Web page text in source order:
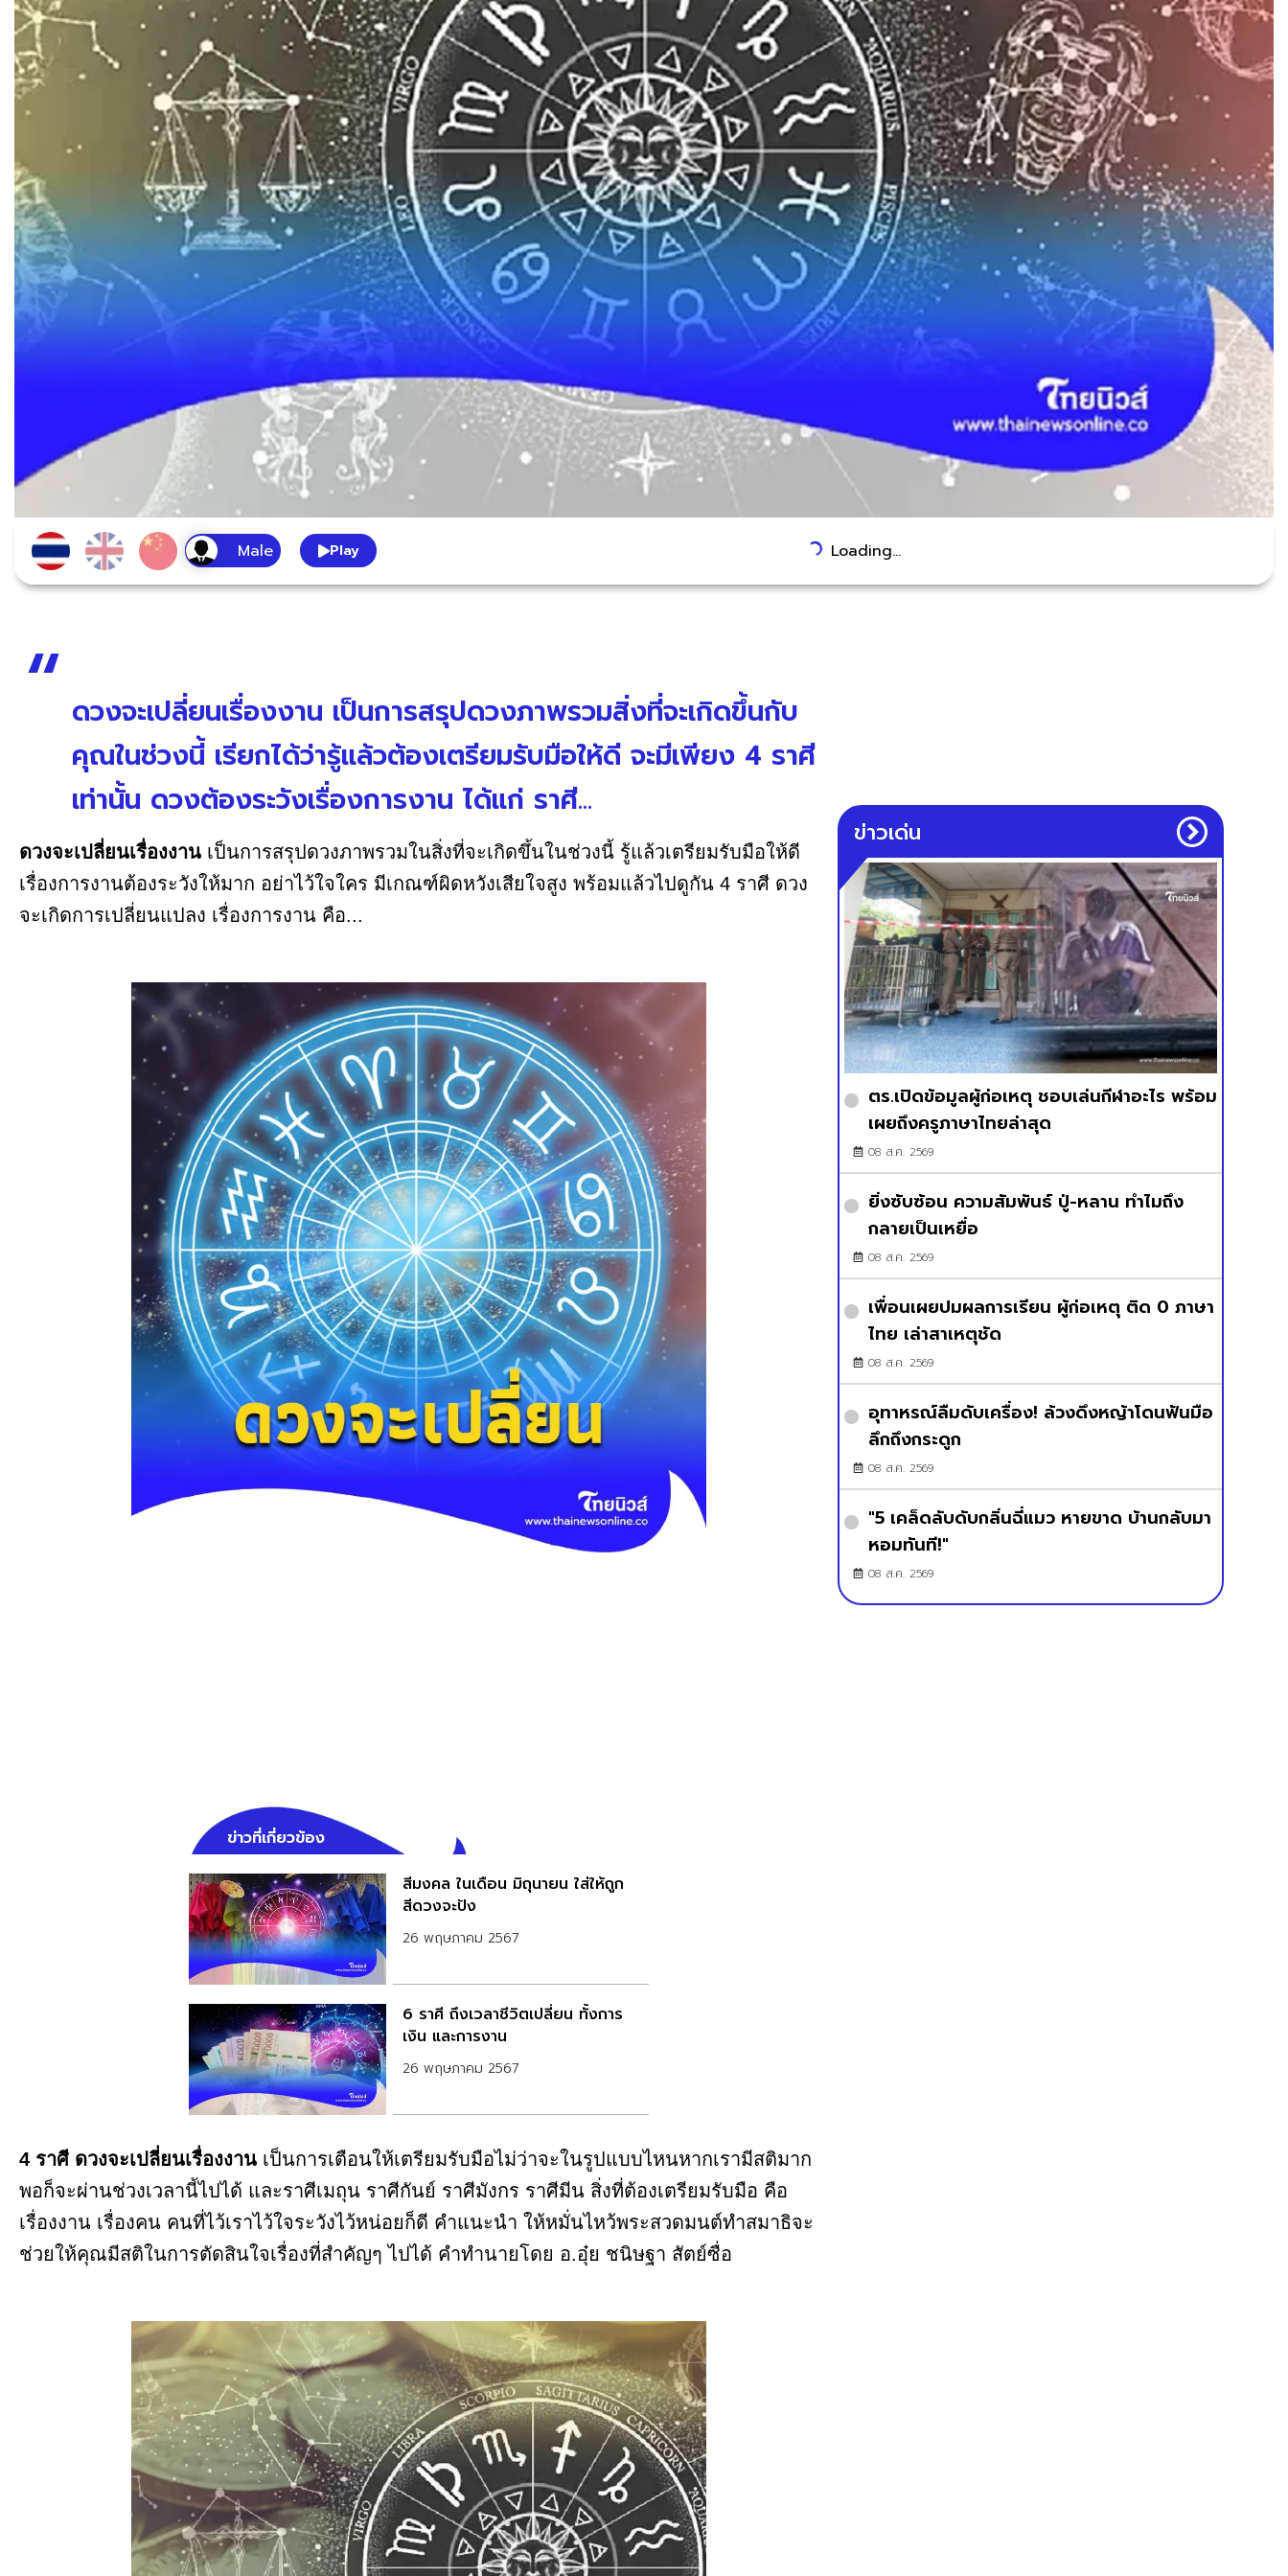
Play Loading...
ดวงจะเปลี่ยนเรื่องงาน เป็นการสรุปดวงภาพรวมสิ่งที่จะเกิดขึ้นกับ
คุณในช่วงนี้ เรียกได้ว่ารู้แล้วต้องเตรียมรับมือให้ดี จะมีเพียง 4 ราศี
เท่านั้น ดวงต้องระวังเรื่องการงาน ได้แก่ ราศี...
ดวงจะเปลี่ยนเรื่องงาน เป็นการสรุปดวงภาพรวมในสิ่งที่จะเกิดขึ้นในช่วงนี้ รู้แล้วเตรียมรับมือให้ดี
เรื่องการงานต้องระวังให้มาก อย่าไว้ใจใคร มีเกณฑ์ผิดหวังเสียใจสูง พร้อมแล้วไปดูกัน 4 ราศี ดวง
จะเกิดการเปลี่ยนแปลง เรื่องการงาน คือ...
ข่าวที่เกี่ยวข้อง
สีมงคล ในเดือน มิถุนายน ใส่ให้ถูก
สีดวงจะปัง
26 พฤษภาคม 2567
6 ราศี ถึงเวลาชีวิตเปลี่ยน ทั้งการ
เงิน และการงาน
26 พฤษภาคม 2567
4 ราศี ดวงจะเปลี่ยนเรื่องงาน เป็นการเตือนให้เตรียมรับมือไม่ว่าจะในรูปแบบไหนหากเรามีสติมาก
พอก็จะผ่านช่วงเวลานี้ไปได้ และราศีเมถุน ราศีกันย์ ราศีมังกร ราศีมีน สิ่งที่ต้องเตรียมรับมือ คือ
เรื่องงาน เรื่องคน คนที่ไว้เราไว้ใจระวังไว้หน่อยก็ดี คำแนะนำ ให้หมั่นไหว้พระสวดมนต์ทำสมาธิจะ
ช่วยให้คุณมีสติในการตัดสินใจเรื่องที่สำคัญๆ ไปได้ คำทำนายโดย อ.อุ๋ย ชนิษฐา สัตย์ซื่อ
ข่าวเด่น
ตร.เปิดข้อมูลผู้ก่อเหตุ ชอบเล่นกีฬาอะไร พร้อม
เผยถึงครูภาษาไทยล่าสุด
08 ส.ค. 2569
ยิ่งซับซ้อน ความสัมพันธ์ ปู่-หลาน ทำไมถึง
กลายเป็นเหยื่อ
08 ส.ค. 2569
เพื่อนเผยปมผลการเรียน ผู้ก่อเหตุ ติด 0 ภาษา
ไทย เล่าสาเหตุชัด
08 ส.ค. 2569
อุทาหรณ์ลืมดับเครื่อง! ล้วงดึงหญ้าโดนฟันมือ
ลึกถึงกระดูก
08 ส.ค. 2569
"5 เคล็ดลับดับกลิ่นฉี่แมว หายขาด บ้านกลับมา
หอมทันที!"
08 ส.ค. 2569